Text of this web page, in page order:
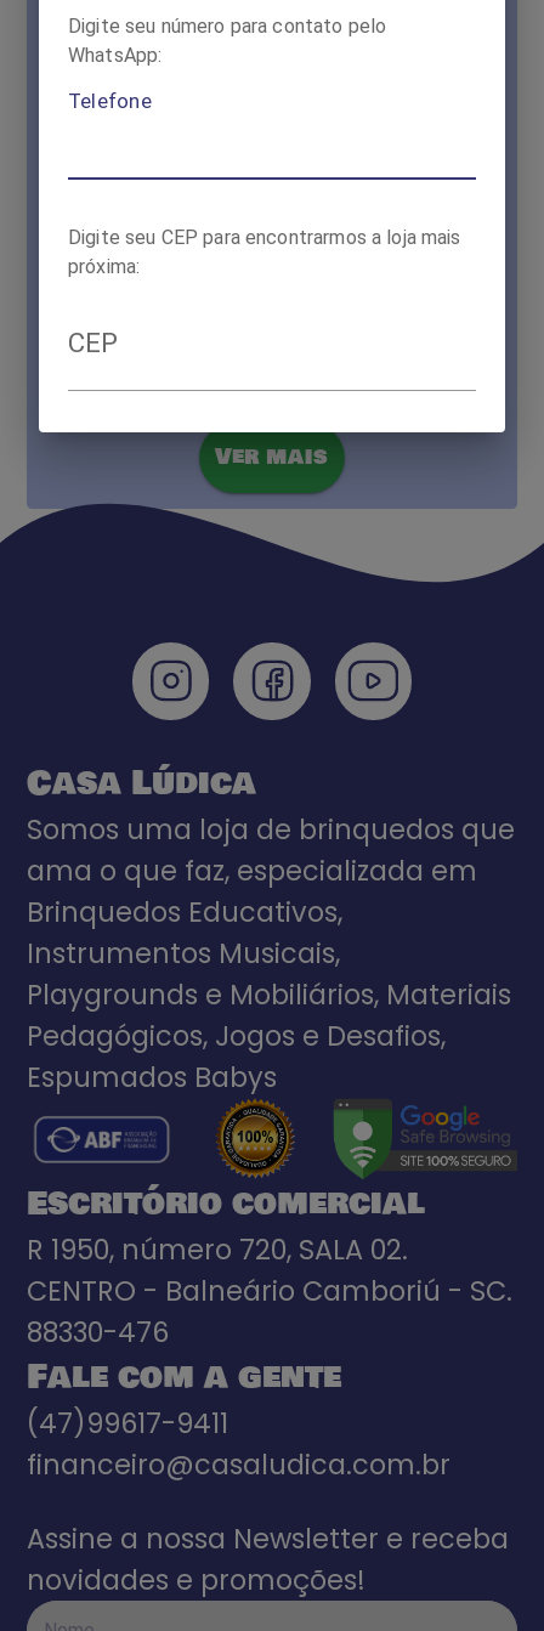
Ver mais
Casa Lúdica
Somos uma loja de brinquedos que
ama o que faz, especializada em
Brinquedos Educativos,
Instrumentos Musicais,
Playgrounds e Mobiliários, Materiais
Pedagógicos, Jogos e Desafios,
Espumados Babys
Escritório comercial
R 1950, número 720, SALA 02.
CENTRO - Balneário Camboriú - SC.
88330-476
Fale com a gente
(47)99617-9411
financeiro@casaludica.com.br
Assine a nossa Newsletter e receba
novidades e promoções!
Digite seu número para contato pelo
WhatsApp:
Telefone
Digite seu CEP para encontrarmos a loja mais
próxima:
CEP